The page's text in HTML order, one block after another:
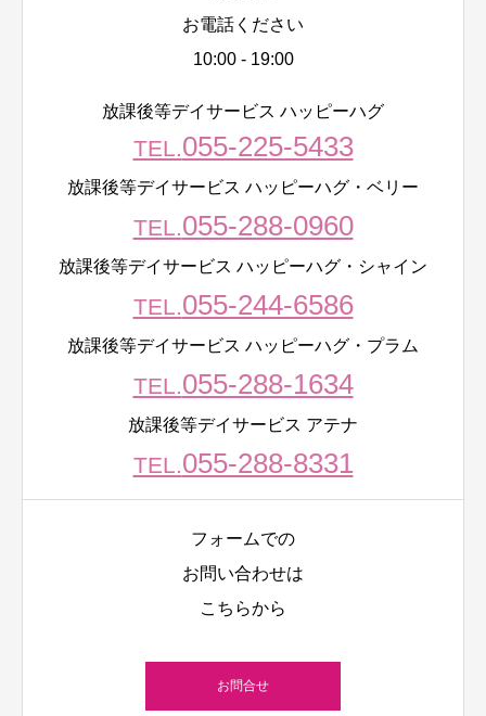
お電話ください
10:00 - 19:00
放課後等デイサービス ハッピーハグ
TEL.055-225-5433
放課後等デイサービス ハッピーハグ・ベリー
TEL.055-288-0960
放課後等デイサービス ハッピーハグ・シャイン
TEL.055-244-6586
放課後等デイサービス ハッピーハグ・プラム
TEL.055-288-1634
放課後等デイサービス アテナ
TEL.055-288-8331
フォームでの
お問い合わせは
こちらから
お問合せ